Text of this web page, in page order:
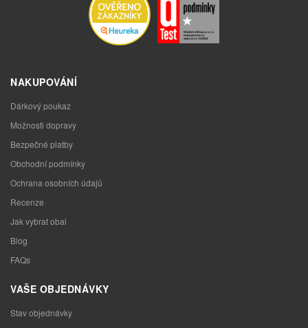
NAKUPOVÁNÍ
Dárkový poukaz
Možnosti dopravy
Bezpečné platby
Obchodní podmínky
Ochrana osobních údajů
Recenze
Jak vybrat obal
Blog
FAQs
VAŠE OBJEDNÁVKY
Stav objednávky